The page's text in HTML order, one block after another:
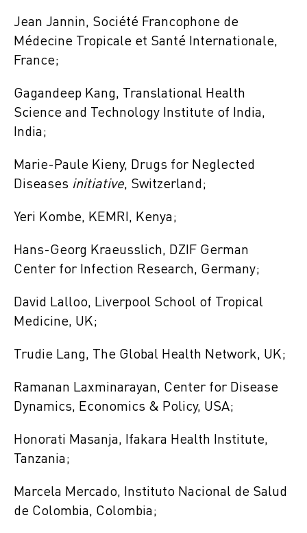
Jean Jannin, Société Francophone de
Médecine Tropicale et Santé Internationale,
France;
Gagandeep Kang, Translational Health
Science and Technology Institute of India,
India;
Marie-Paule Kieny, Drugs for Neglected
Diseases initiative, Switzerland;
Yeri Kombe, KEMRI, Kenya;
Hans-Georg Kraeusslich, DZIF German
Center for Infection Research, Germany;
David Lalloo, Liverpool School of Tropical
Medicine, UK;
Trudie Lang, The Global Health Network, UK;
Ramanan Laxminarayan, Center for Disease
Dynamics, Economics & Policy, USA;
Honorati Masanja, Ifakara Health Institute,
Tanzania;
Marcela Mercado, Instituto Nacional de Salud
de Colombia, Colombia;